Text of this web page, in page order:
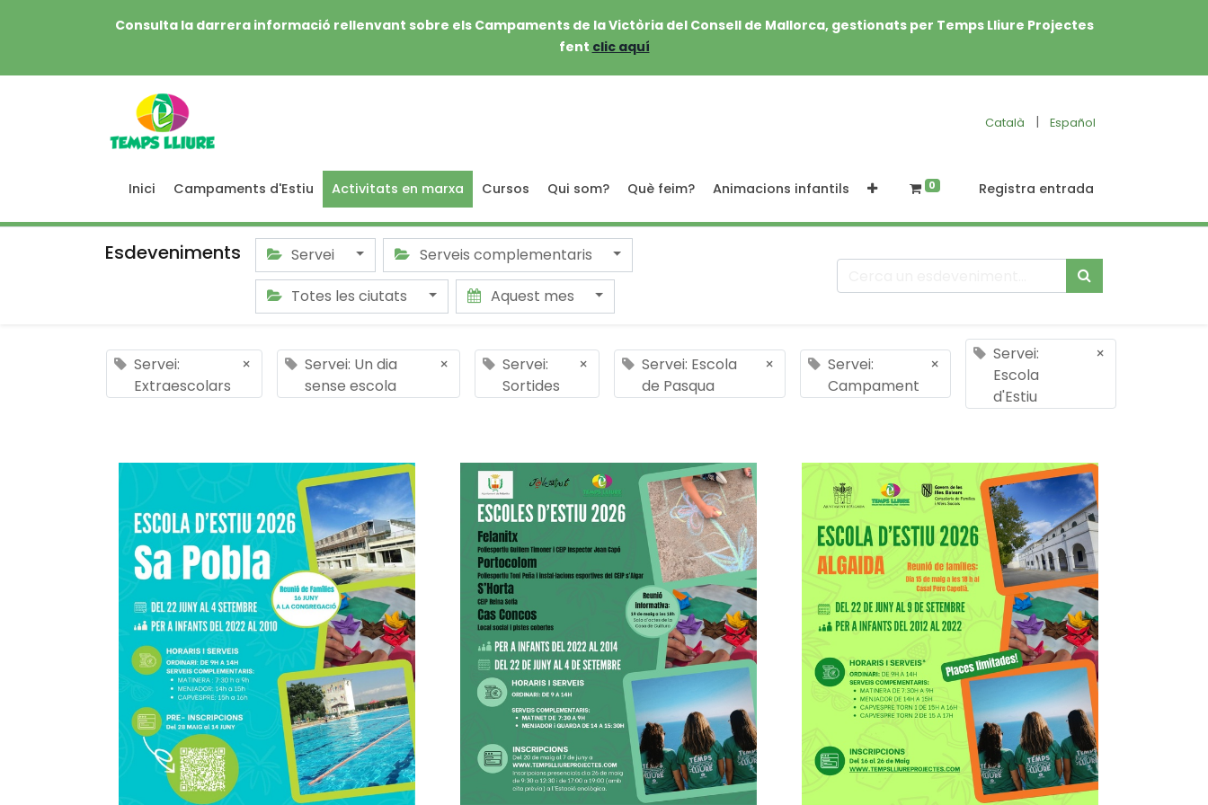
Consulta la darrera informació rellenvant sobre els Campaments de la Victòria del Consell de Mallorca, gestionats per Temps Lliure Projectes
fent clic aquí
Català | Español
Inici Campaments d'Estiu Activitats en marxa Cursos Qui som? Què feim? Animacions infantils 0 Registra entrada
Esdeveniments Servei
Serveis complementaris
Totes les ciutats
Aquest mes
Servei:
Extraescolars
×
Servei: Un dia
sense escola
×
Servei:
Sortides
×
Servei: Escola
de Pasqua
×
Servei:
Campament
×
Servei:
Escola
d'Estiu
×